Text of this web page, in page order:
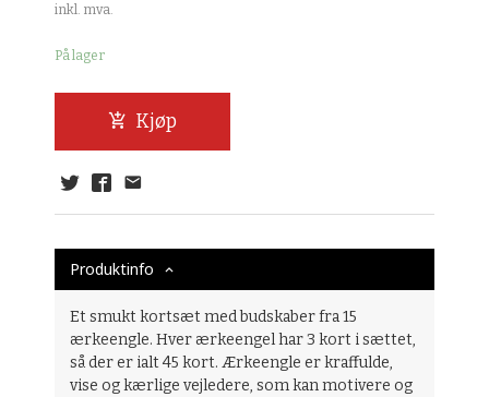
inkl. mva.
På lager
Kjøp
Produktinfo
Et smukt kortsæt med budskaber fra 15
ærkeengle. Hver ærkeengel har 3 kort i sættet,
så der er ialt 45 kort. Ærkeengle er kraffulde,
vise og kærlige vejledere, som kan motivere og